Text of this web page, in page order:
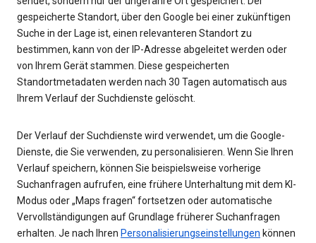
gespeicherte Standort, über den Google bei einer zukünftigen
Suche in der Lage ist, einen relevanteren Standort zu
bestimmen, kann von der IP-Adresse abgeleitet werden oder
von Ihrem Gerät stammen. Diese gespeicherten
Standortmetadaten werden nach 30 Tagen automatisch aus
Ihrem Verlauf der Suchdienste gelöscht.
Der Verlauf der Suchdienste wird verwendet, um die Google-
Dienste, die Sie verwenden, zu personalisieren. Wenn Sie Ihren
Verlauf speichern, können Sie beispielsweise vorherige
Suchanfragen aufrufen, eine frühere Unterhaltung mit dem KI-
Modus oder „Maps fragen“ fortsetzen oder automatische
Vervollständigungen auf Grundlage früherer Suchanfragen
erhalten. Je nach Ihren Personalisierungseinstellungen können